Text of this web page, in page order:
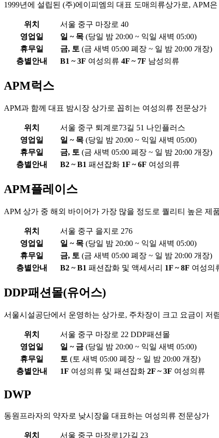
1999년에 설립된 (주)에이피엠의 대표 도매의류상가로, APM
위치
서울 중구 마장로 40
영업일
일 ~ 목 (당일 밤 20:00 ~ 익일 새벽 05:00)
휴무일
금, 토 (금 새벽 05:00 폐장 ~ 일 밤 20:00 개장)
층별안내
B1 ~ 3F 여성의류 4F ~ 7F 남성의류
APM럭스
APM과 함께 대표 밤시장 상가로 꼽히는 여성의류 전문상가
위치
서울 중구 퇴계로73길 51 나인플러스
영업일
일 ~ 목 (당일 밤 20:00 ~ 익일 새벽 05:00)
휴무일
금, 토 (금 새벽 05:00 폐장 ~ 일 밤 20:00 개장)
층별안내
B2 ~ B1 패션잡화 1F ~ 6F 여성의류
APM플레이스
APM 상가 중 해외 바이어가 가장 많을 정도로 퀄리티 높은 제
위치
서울 중구 을지로 276
영업일
일 ~ 목 (당일 밤 20:00 ~ 익일 새벽 05:00)
휴무일
금, 토 (금 새벽 05:00 폐장 ~ 일 밤 20:00 개장)
층별안내
B2 ~ B1 패션잡화 및 액세서리 1F ~ 8F 여성의
DDP패션몰(유어스)
서울시설공단에서 운영하는 상가로, 주차장이 크고 요금이 저
위치
서울 중구 마장로 22 DDP패션몰
영업일
일 ~ 금 (당일 밤 20:00 ~ 익일 새벽 05:00)
휴무일
토 (토 새벽 05:00 폐장 ~ 일 밤 20:00 개장)
층별안내
1F 여성의류 및 패션잡화 2F ~ 3F 여성의류
DWP
동원프라자의 약자로 낮시장을 대표하는 여성의류 전문상가
위치 서울 중구 마장로1가길 23